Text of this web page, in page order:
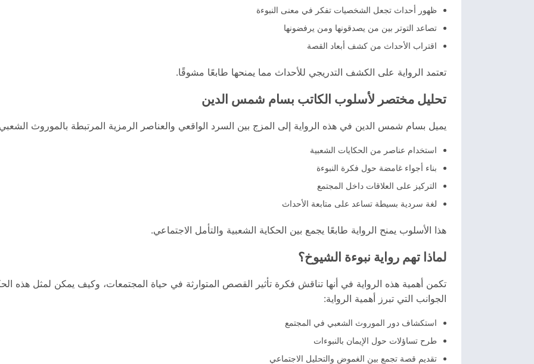
ظهور أحداث تجعل الشخصيات تفكر في معنى النبوءة
تصاعد التوتر بين من يصدقونها ومن يرفضونها
اقتراب الأحداث من كشف أبعاد القصة
تعتمد الرواية على الكشف التدريجي للأحداث مما يمنحها طابعًا مشوقًا.
تحليل مختصر لأسلوب الكاتب بسام شمس الدين
يميل بسام شمس الدين في هذه الرواية إلى المزج بين السرد الواقعي والعناصر الرمزية المرتبطة بالموروث
استخدام عناصر من الحكايات الشعبية
بناء أجواء غامضة حول فكرة النبوءة
التركيز على العلاقات داخل المجتمع
لغة سردية بسيطة تساعد على متابعة الأحداث
هذا الأسلوب يمنح الرواية طابعًا يجمع بين الحكاية الشعبية والتأمل الاجتماعي.
لماذا تهم رواية نبوءة الشيوخ؟
تكمن أهمية هذه الرواية في أنها تناقش فكرة تأثير القصص المتوارثة في حياة المجتمعات، وكيف يمكن لمثل هذه
الجوانب التي تبرز أهمية الرواية:
استكشاف دور الموروث الشعبي في المجتمع
طرح تساؤلات حول الإيمان بالنبوءات
تقديم قصة تجمع بين الغموض والتحليل الاجتماعي